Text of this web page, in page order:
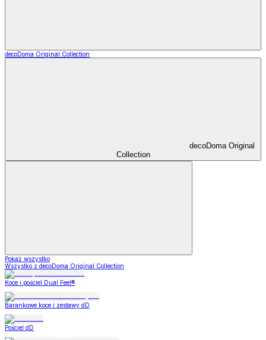
decoDoma Original Collection
decoDoma Original
Collection
Pokaż wszystko
Wszystko z decoDoma Original Collection
Koce i pościel Dual Feel®
Barankowe koce i zestawy dD
Pościel dD